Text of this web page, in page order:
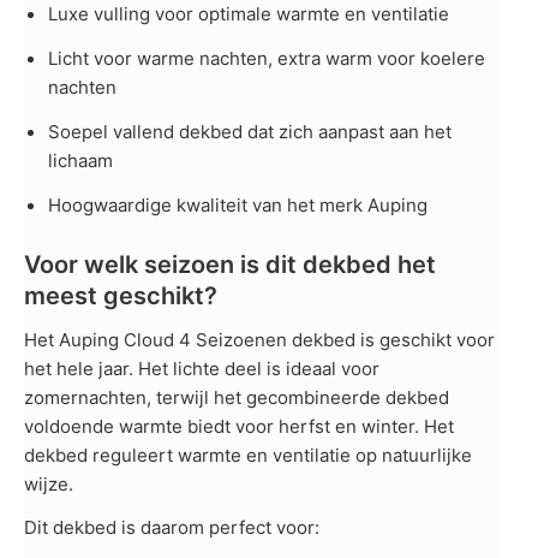
Luxe vulling voor optimale warmte en ventilatie
Licht voor warme nachten, extra warm voor koelere
nachten
Soepel vallend dekbed dat zich aanpast aan het
lichaam
Hoogwaardige kwaliteit van het merk Auping
Voor welk seizoen is dit dekbed het
meest geschikt?
Het Auping Cloud 4 Seizoenen dekbed is geschikt voor
het hele jaar. Het lichte deel is ideaal voor
zomernachten, terwijl het gecombineerde dekbed
voldoende warmte biedt voor herfst en winter. Het
dekbed reguleert warmte en ventilatie op natuurlijke
wijze.
Dit dekbed is daarom perfect voor: